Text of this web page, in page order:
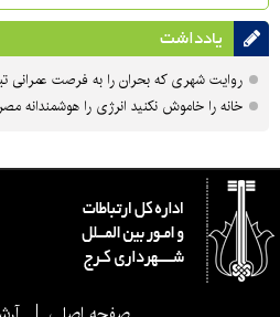
یادداشت
روایت شهری که بحران را به فرصت عمرانی
خانه را خاموش نکنید انرژی را هوشمندانه